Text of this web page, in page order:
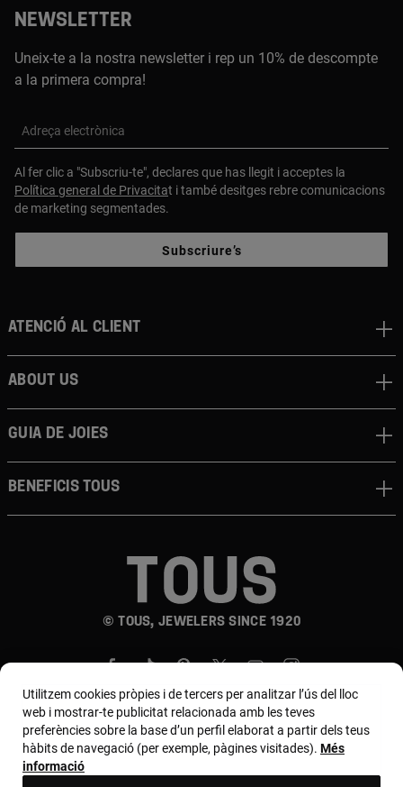
NEWSLETTER
Uneix-te a la nostra newsletter i rep un 10% de descompte
a la primera compra!
Adreça electrònica
Al fer clic a "Subscriu-te", declares que has llegit i acceptes la
Política general de Privacitat i també desitges rebre comunicacions
de marketing segmentades.
Subscriure’s
© TOUS, JEWELERS SINCE 1920
Atenció al client
About us
Guia de joies
Beneficis TOUS
País i moneda: España (Península Y Baleares) /
Euro
Utilitzem cookies pròpies i de tercers per analitzar l’ús del lloc
web i mostrar-te publicitat relacionada amb les teves
preferències sobre la base d’un perfil elaborat a partir dels teus
hàbits de navegació (per exemple, pàgines visitades). Més
informació